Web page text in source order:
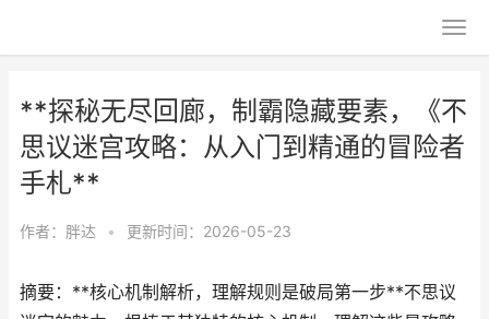
**探秘无尽回廊，制霸隐藏要素，《不
思议迷宫攻略：从入门到精通的冒险者
手札**
作者： 胖达 • 更新时间：2026-05-23
摘要：**核心机制解析，理解规则是破局第一步**不思议